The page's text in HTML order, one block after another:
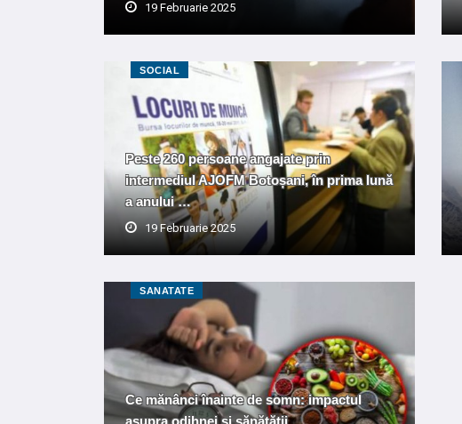
19 Februarie 2025
SOCIAL
Peste 260 persoane angajate prin
intermediul AJOFM Botoșani, în prima lună
a anului …
19 Februarie 2025
SANATATE
Ce mănânci înainte de somn: impactul